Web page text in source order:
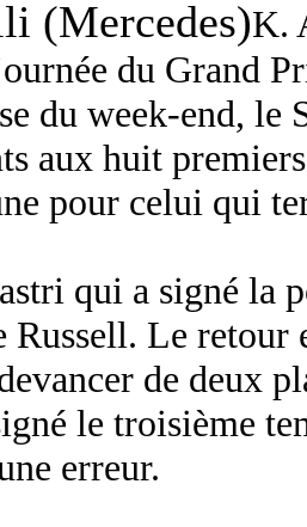
K.
du Grand
du week-end, le
aux huit
pour celui qui
qui a signé la
Russell. Le
de deux
le troisième
erreur.